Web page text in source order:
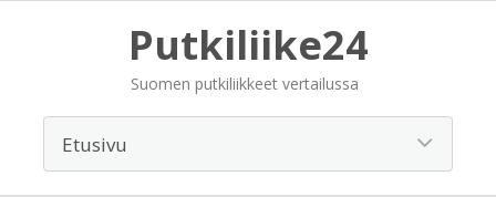
Putkiliike24
Suomen putkiliikkeet vertailussa